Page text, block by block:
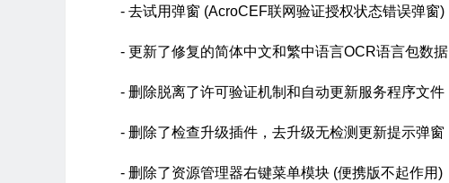
- 去试用弹窗 (AcroCEF联网验证授权状态错误弹窗)
- 更新了修复的简体中文和繁中语言OCR语言包数据
- 删除脱离了许可验证机制和自动更新服务程序文件
- 删除了检查升级插件，去升级无检测更新提示弹窗
- 删除了资源管理器右键菜单模块 (便携版不起作用)